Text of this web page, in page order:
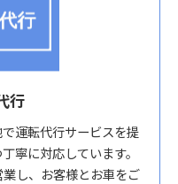
行
運転代行サービスを提
寧に対応しています。
し、お客様とお車をご